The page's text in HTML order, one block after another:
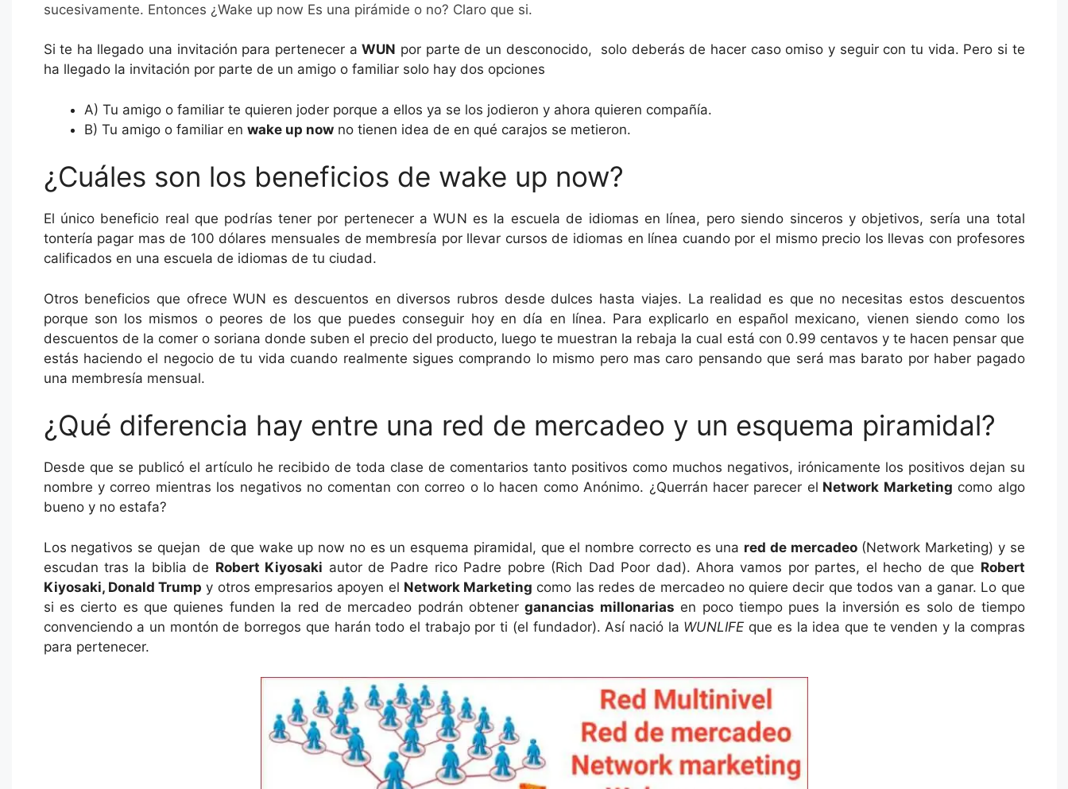
sucesivamente. Entonces ¿Wake up now Es una pirámide o no? Claro que si.
Si te ha llegado una invitación para pertenecer aWUN por parte de un desconocido, solo deberás de hacer caso omiso y seguir con tu vida. Pero si te
ha llegado la invitación por parte de un amigo o familiar solo hay dos opciones
A) Tu amigo o familiar te quieren joder porque a ellos ya se los jodieron y ahora quieren compañía.
B) Tu amigo o familiar en wake up nowno tienen idea de en qué carajos se metieron.
¿Cuáles son los beneficios de wake up now?
El único beneficio real que podrías tener por pertenecer a WUN es la escuela de idiomas en línea, pero siendo sinceros y objetivos, sería una total
tontería pagar mas de 100 dólares mensuales de membresía por llevar cursos de idiomas en línea cuando por el mismo precio los llevas con profesores
calificados en una escuela de idiomas de tu ciudad.
Otros beneficios que ofrece WUN es descuentos en diversos rubros desde dulces hasta viajes. La realidad es que no necesitas estos descuentos
porque son los mismos o peores de los que puedes conseguir hoy en día en línea. Para explicarlo en español mexicano, vienen siendo como los
descuentos de la comer o soriana donde suben el precio del producto, luego te muestran la rebaja la cual está con 0.99 centavos y te hacen pensar que
estás haciendo el negocio de tu vida cuando realmente sigues comprando lo mismo pero mas caro pensando que será mas barato por haber pagado
una membresía mensual.
¿Qué diferencia hay entre una red de mercadeo y un esquema piramidal?
Desde que se publicó el artículo he recibido de toda clase de comentarios tanto positivos como muchos negativos, irónicamente los positivos dejan su
nombre y correo mientras los negativos no comentan con correo o lo hacen como Anónimo. ¿Querrán hacer parecer el Network Marketing como algo
bueno y no estafa?
Los negativos se quejan de que wake up now no es un esquema piramidal, que el nombre correcto es una red de mercadeo(Network Marketing) y se
escudan tras la biblia de Robert Kiyosaki autor de Padre rico Padre pobre (Rich Dad Poor dad). Ahora vamos por partes, el hecho de que Robert
Kiyosaki, Donald Trump y otros empresarios apoyen el Network Marketing como las redes de mercadeo no quiere decir que todos van a ganar. Lo que
si es cierto es que quienes funden la red de mercadeo podrán obtenerganancias millonarias en poco tiempo pues la inversión es solo de tiempo
convenciendo a un montón de borregos que harán todo el trabajo por ti (el fundador). Así nació la WUNLIFE que es la idea que te venden y la compras
para pertenecer.